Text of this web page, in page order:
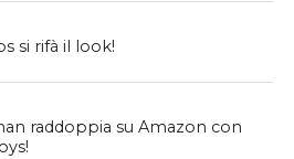
si rifà il look!
raddoppia su Amazon con